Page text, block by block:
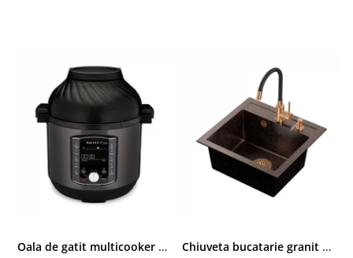
Oala de gatit multicooker 11 functii Instant Pot Pro Crisp 8 + Air Fryer 7.6 lt Chiuveta bucatarie granit cu finisaj negru perlat/cupru Steingran Art Copper cu dozator si baterie Quadron